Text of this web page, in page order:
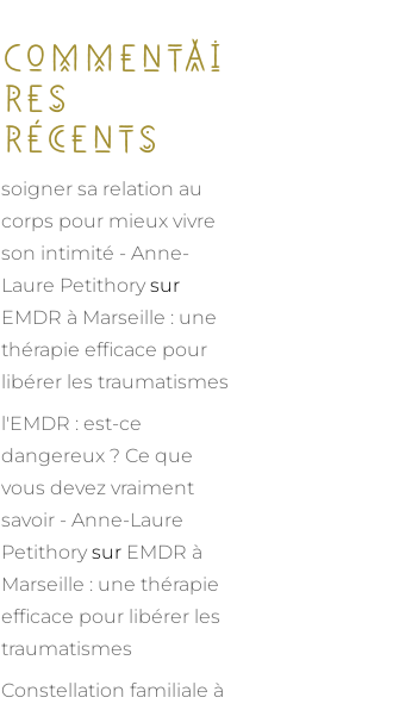
Commentai
res
récents
soigner sa relation au
corps pour mieux vivre
son intimité - Anne-
Laure Petithory sur
EMDR à Marseille : une
thérapie efficace pour
libérer les traumatismes
l'EMDR : est-ce
dangereux ? Ce que
vous devez vraiment
savoir - Anne-Laure
Petithory sur EMDR à
Marseille : une thérapie
efficace pour libérer les
traumatismes
Constellation familiale à